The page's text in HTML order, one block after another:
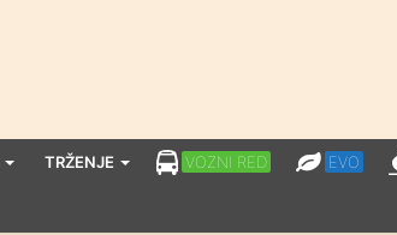
TRŽENJE LPP
VOZNI RED EVO
EVO